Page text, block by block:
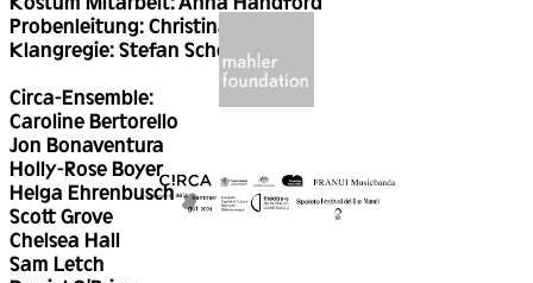
Probenleitung: Christina Zauner
Klangregie: Stefan Schett
Circa-Ensemble:
Caroline Bertorello
Jon Bonaventura
Holly-Rose Boyer
Helga Ehrenbusch
Scott Grove
Chelsea Hall
Sam Letch